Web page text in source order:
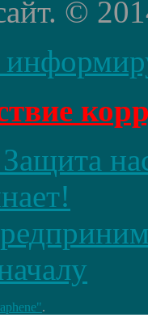
©
.